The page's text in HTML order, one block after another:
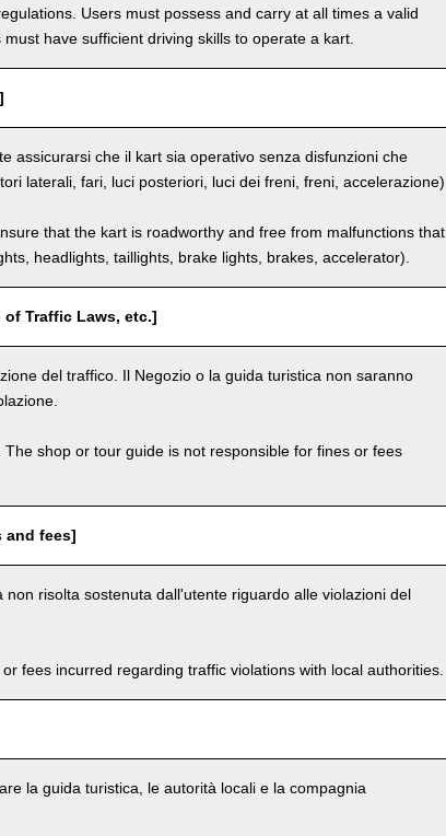
Users must possess and carry at all times a valid
have sufficient driving skills to operate a kart.
assicurarsi che il kart sia operativo senza disfunzioni che
laterali, fari, luci posteriori, luci dei freni, freni, accelerazione)
that the kart is roadworthy and free from malfunctions that
headlights, taillights, brake lights, brakes, accelerator).
Traffic Laws, etc.]
del traffico. Il Negozio o la guida turistica non saranno
shop or tour guide is not responsible for fines or fees
and fees]
risolta sostenuta dall'utente riguardo alle violazioni del
fees incurred regarding traffic violations with local authorities.
la guida turistica, le autorità locali e la compagnia